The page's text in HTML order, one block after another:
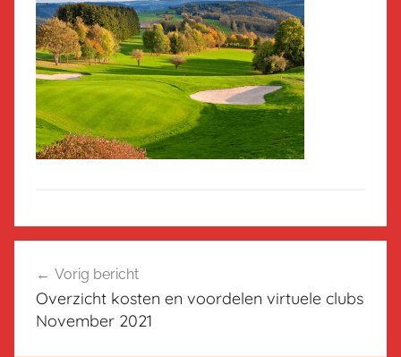
navigatie
Vorig bericht
Overzicht kosten en voordelen virtuele clubs
November 2021